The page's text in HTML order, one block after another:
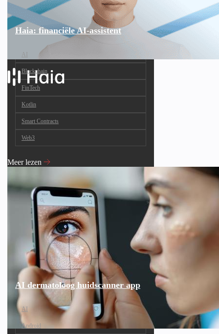
Haia: financiële AI-assistent
AI
Blockchain
FinTech
Kotlin
Smart Contracts
Web3
Meer lezen
AI dermatoloog huidscanner app
AI
Android